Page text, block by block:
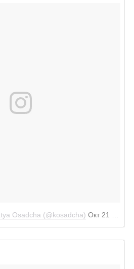
Osadcha (@kosadcha) Окт 21 2016 в 11:34 PDT